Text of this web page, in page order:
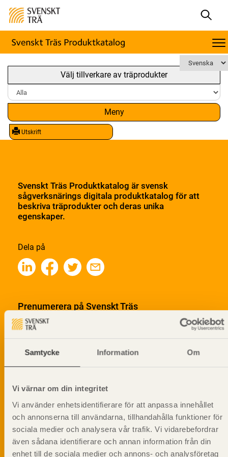
Samtycke Information Om
Vi värnar om din integritet
Vi använder enhetsidentifierare för att anpassa innehållet
och annonserna till användarna, tillhandahålla funktioner för
sociala medier och analysera vår trafik. Vi vidarebefordrar
även sådana identifierare och annan information från din
enhet till de sociala medier och annons- och analysföretag
Välj tillverkare av träprodukter
Meny
Utskrift
Svenskt Träs Produktkatalog är svensk
sågverksnärings digitala produktkatalog för att
beskriva träprodukter och deras unika
egenskaper.
Dela på
Prenumerera på Svenskt Träs
informationsutskick!